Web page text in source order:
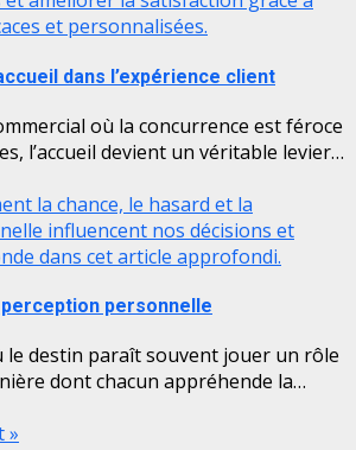
dans l’expérience client
où la concurrence est féroce
l’accueil devient un véritable levier…
personnelle
le destin paraît souvent jouer un rôle
dont chacun appréhende la…
»